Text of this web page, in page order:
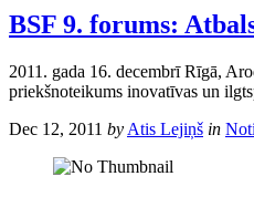
BSF 9. forums:
2011. gada 16. decembrī Rīgā,
priekšnoteikums inovatīvas un
Dec 12, 2011 by Atis Lejiņš in